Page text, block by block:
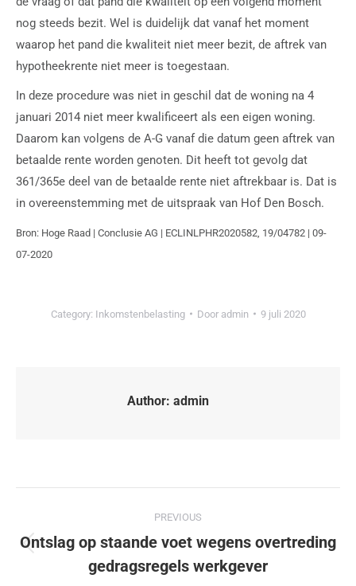
nog steeds bezit. Wel is duidelijk dat vanaf het moment
waarop het pand die kwaliteit niet meer bezit, de aftrek van
hypotheekrente niet meer is toegestaan.
In deze procedure was niet in geschil dat de woning na 4
januari 2014 niet meer kwalificeert als een eigen woning.
Daarom kan volgens de A-G vanaf die datum geen aftrek van
betaalde rente worden genoten. Dit heeft tot gevolg dat
361/365e deel van de betaalde rente niet aftrekbaar is. Dat is
in overeenstemming met de uitspraak van Hof Den Bosch.
Bron: Hoge Raad | Conclusie AG | ECLINLPHR2020582, 19/04782 | 09-
07-2020
Category: Inkomstenbelasting Door admin 9 juli 2020
Author: admin
PREVIOUS
Ontslag op staande voet wegens overtreding
gedragsregels werkgever